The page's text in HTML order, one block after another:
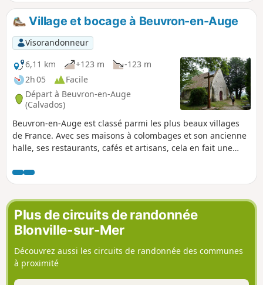
Village et bocage à Beuvron-en-Auge
Visorandonneur
6,11 km
+123 m
-123 m
2h 05
Facile
Départ à Beuvron-en-Auge
(Calvados)
Beuvron-en-Auge est classé parmi les plus beaux villages
de France. Avec ses maisons à colombages et son ancienne
halle, ses restaurants, cafés et artisans, cela en fait une
Plus de circuits de randonnée
Blonville-sur-Mer
Découvrez aussi les circuits de randonnée des communes
à proximité